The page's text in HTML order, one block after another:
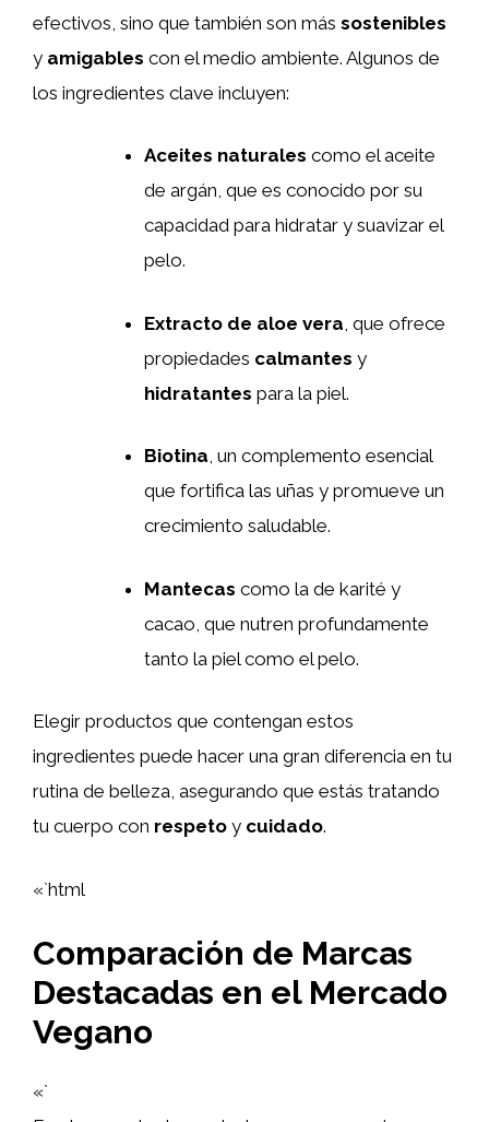
efectivos, sino que también son más sostenibles
y amigables con el medio ambiente. Algunos de
los ingredientes clave incluyen:
Aceites naturales como el aceite
de argán, que es conocido por su
capacidad para hidratar y suavizar el
pelo.
Extracto de aloe vera , que ofrece
propiedades calmantes y
hidratantes para la piel.
Biotina, un complemento esencial
que fortifica las uñas y promueve un
crecimiento saludable.
Mantecas como la de karité y
cacao, que nutren profundamente
tanto la piel como el pelo.
Elegir productos que contengan estos
ingredientes puede hacer una gran diferencia en tu
rutina de belleza, asegurando que estás tratando
tu cuerpo con respeto y cuidado.
«`html
Comparación de Marcas
Destacadas en el Mercado
Vegano
«`